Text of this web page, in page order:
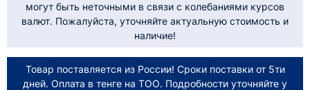
могут быть неточными в связи с колебаниями курсов
валют. Пожалуйста, уточняйте актуальную стоимость и
наличие!
Товар поставляется из России! Сроки поставки от 5ти
дней. Оплата в тенге на ТОО. Подробности уточняйте у